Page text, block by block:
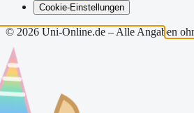
Cookie-Einstellungen
© 2026 Uni-Online.de – Alle Angaben